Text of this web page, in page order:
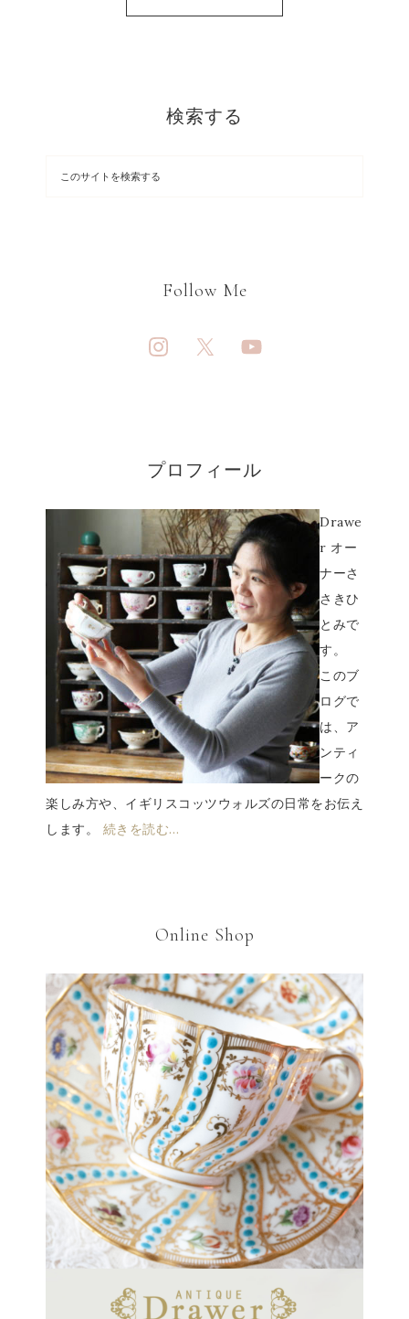
検索する
Follow Me
プロフィール
Drawe
r オー
ナーさ
さきひ
とみで
す。
このブ
ログで
は、ア
ンティ
ークの
楽しみ方や、イギリスコッツウォルズの日常をお伝え
します。 続きを読む…
Online Shop